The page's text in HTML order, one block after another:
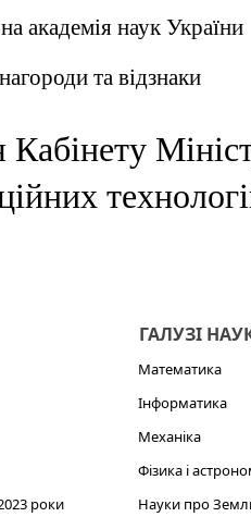
академія наук України
та відзнаки
роки
ГАЛУЗІ
Математика
Інформатика
Механіка
Фізика і
Науки про